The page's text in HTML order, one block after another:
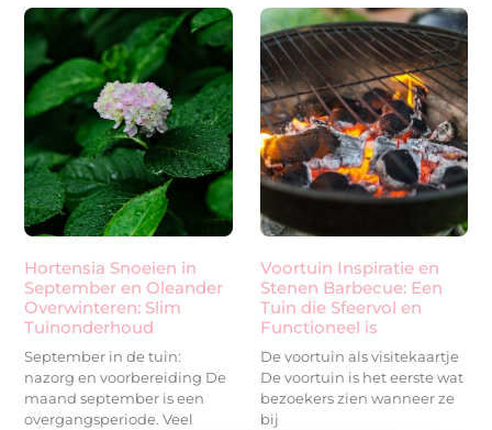
Hortensia Snoeien in
September en Oleander
Overwinteren: Slim
Tuinonderhoud
September in de tuin:
nazorg en voorbereiding De
maand september is een
overgangsperiode. Veel
Voortuin Inspiratie en
Stenen Barbecue: Een
Tuin die Sfeervol en
Functioneel is
De voortuin als visitekaartje
De voortuin is het eerste wat
bezoekers zien wanneer ze
bij